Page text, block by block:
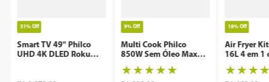
31% Off
Smart TV 49" Philco
UHD 4K DLED Roku
9% Off
Multi Cook Philco
850W Sem Óleo Maxx
Clean
★★★★★
18% Off
Air Fryer
16L 4 em 1
Rotisserie
★★★